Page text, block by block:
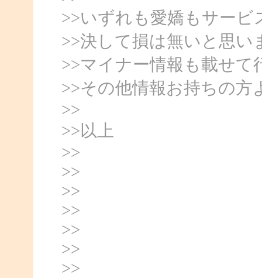
>>いずれも愛嬌もサー
>>決して損は無いと思い
>>マイナー情報も載せて
>>その他情報お持ちの
>>
>>以上
>>
>>
>>
>>
>>
>>
>>